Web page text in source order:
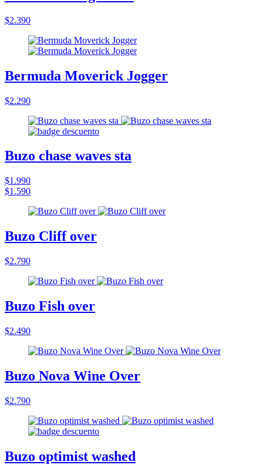
$2.390
Bermuda Moverick Jogger
$2.290
Buzo chase waves sta
$1.990
$1.590
Buzo Cliff over
$2.790
Buzo Fish over
$2.490
Buzo Nova Wine Over
$2.790
Buzo optimist washed